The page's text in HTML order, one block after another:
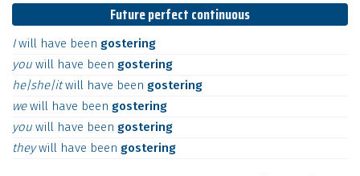
Future perfect continuous
Iwill have been gostering
you will have been gostering
he|she|itwill have been gostering
wewill have been gostering
you will have been gostering
theywill have been gostering